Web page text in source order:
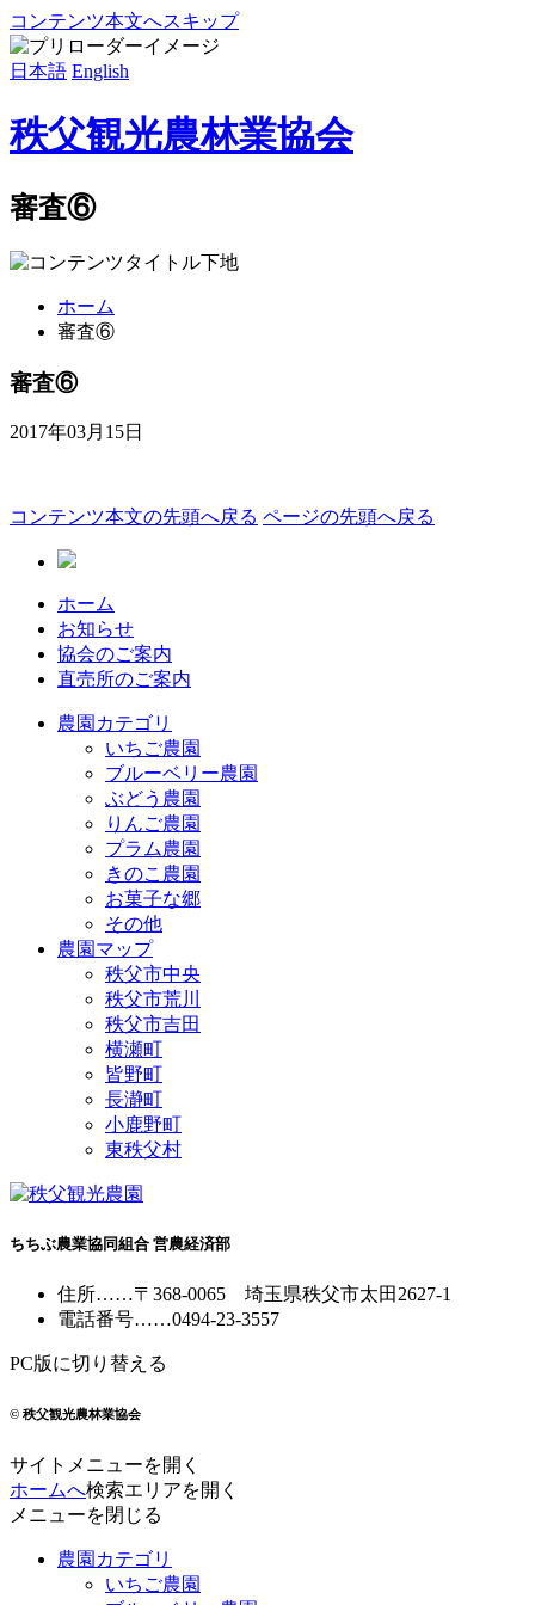
コンテンツ本文へスキップ
日本語 English
秩父観光農林業協会
審査⑥
ホーム
審査⑥
審査⑥
2017年03月15日
コンテンツ本文の先頭へ戻る ページの先頭へ戻る
ホーム
お知らせ
協会のご案内
直売所のご案内
農園カテゴリ
いちご農園
ブルーベリー農園
ぶどう農園
りんご農園
プラム農園
きのこ農園
お菓子な郷
その他
農園マップ
秩父市中央
秩父市荒川
秩父市吉田
横瀬町
皆野町
長瀞町
小鹿野町
東秩父村
ちちぶ農業協同組合 営農経済部
住所……〒368-0065 埼玉県秩父市太田2627-1
電話番号……0494-23-3557
PC版に切り替える
© 秩父観光農林業協会
サイトメニューを開く
ホームへ検索エリアを開く
メニューを閉じる
農園カテゴリ
いちご農園